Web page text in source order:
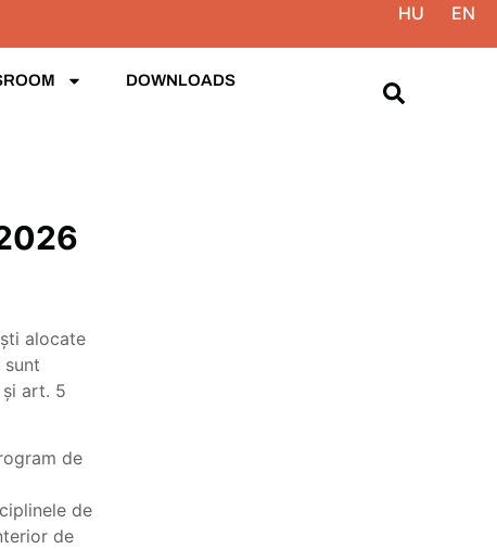
HU EN
DOWNLOADS
alocate
art. 5
de
de
de